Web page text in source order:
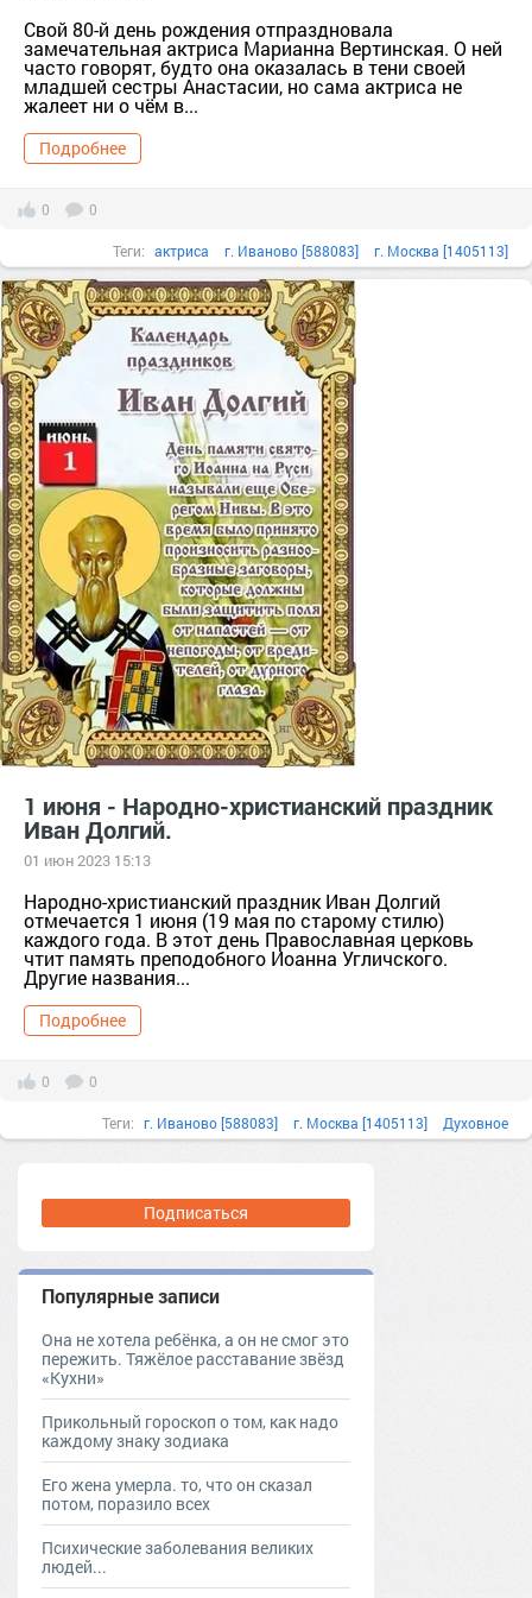
Свой 80-й день рождения отпраздновала
замечательная актриса Марианна Вертинская. О ней
часто говорят, будто она оказалась в тени своей
младшей сестры Анастасии, но сама актриса не
жалеет ни о чём в...
Подробнее
0 0
Теги: актриса г. Иваново [588083] г. Москва [1405113]
Иваново г.о. [95241148] Ивановская обл. [588052]
Марианна Вертинская
1 июня - Народно-христианский праздник
Иван Долгий.
01 июн 2023 15:13
Народно-христианский праздник Иван Долгий
отмечается 1 июня (19 мая по старому стилю)
каждого года. В этот день Православная церковь
чтит память преподобного Иоанна Угличского.
Другие названия...
Подробнее
0 0
Теги: г. Иваново [588083] г. Москва [1405113] Духовное
обряды Полезные советы
Подписаться
Популярные записи
Она не хотела ребёнка, а он не смог это
пережить. Тяжёлое расставание звёзд
«Кухни»
Прикольный гороскоп о том, как надо
каждому знаку зодиака
Его жена умерла. то, что он сказал
потом, поразило всех
Психические заболевания великих
людей...